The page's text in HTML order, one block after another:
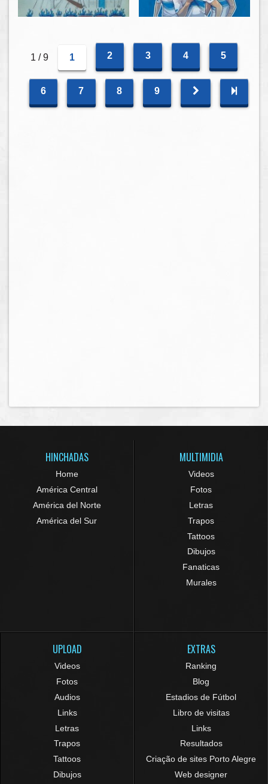
1 / 9 1 2 3 4 5
6 7 8 9
HINCHADAS
Home
América Central
América del Norte
América del Sur
MULTIMIDIA
Videos
Fotos
Letras
Trapos
Tattoos
Dibujos
Fanaticas
Murales
UPLOAD
Videos
Fotos
Audios
Links
Letras
Trapos
Tattoos
Dibujos
EXTRAS
Ranking
Blog
Estadios de Fútbol
Libro de visitas
Links
Resultados
Criação de sites Porto Alegre
Web designer